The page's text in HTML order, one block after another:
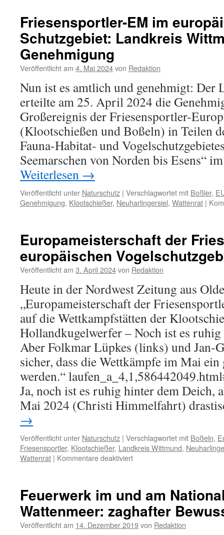
Volksfest
mit
Friesensportler-EM im
Schutzgebiet: Landkreis
Genehmigung
Veröffentlicht am 4. Mai 2024von Redaktion
Nun ist es amtlich und genehmigt: Der
erteilte am 25. April 2024 die
Großereignis der Friesensportler-
(Klootschießen und Boßeln) in Teilen
Fauna-Habitat- und
Seemarschen von Norden bis Esens“
Weiterlesen →
Veröffentlicht unter Naturschutz | Verschlagwortet mit Boßler,
Genehmigung, Klootschießer, Neuharlingersiel, Wattenrat |
Europameisterschaft der
europäischen
Veröffentlicht am 3. April 2024von Redaktion
Heute in der Nordwest Zeitung aus
„Europameisterschaft der
auf die Wettkampfstätten der
Hollandkugelwerfer – Noch ist es
Aber Folkmar Lüpkes (links) und Jan-
sicher, dass die Wettkämpfe im Mai ein
werden.“
Ja, noch ist es ruhig hinter dem Deich,
Mai 2024 (Christi Himmelfahrt)
→
Veröffentlicht unter Naturschutz | Verschlagwortet mit Boßeln,
Friesensportler, Klootschießer, Landkreis Wittmund,
Wattenrat | Kommentare deaktiviertfür
–
im
europäischen
Vogelschutzgebiet
Feuerwerk im und am
Wattenmeer: zaghafter
Veröffentlicht am 14. Dezember 2019von Redaktion